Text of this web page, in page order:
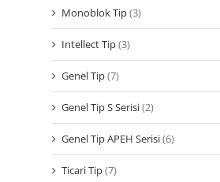
Monoblok Tip(3)
Intellect Tip(3)
Genel Tip(7)
Genel Tip S Serisi(2)
Genel Tip APEH Serisi(6)
Ticari Tip(7)